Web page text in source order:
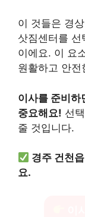
이 것들은 경
삿짐센터를
이에요. 이 요
원활하고 안
이사를 준비하
중요해요! 선
줄 것입니다.
경주 건천
요.